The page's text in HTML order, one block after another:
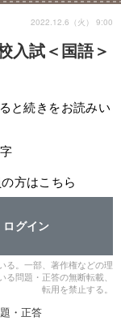
入試＜国語＞
2022.12.6（火） 9:00
と続きをお読みい
方はこちら
ログイン
る。一部、著作権などの理
問題・正答の無断転載、
転用を禁止する。
・正答